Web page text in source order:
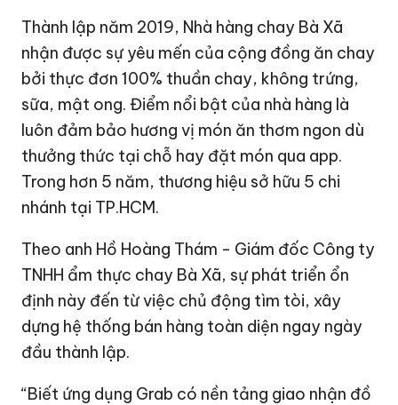
Thành lập năm 2019, Nhà hàng chay Bà Xã
nhận được sự yêu mến của cộng đồng ăn chay
bởi thực đơn 100% thuần chay, không trứng,
sữa, mật ong. Điểm nổi bật của nhà hàng là
luôn đảm bảo hương vị món ăn thơm ngon dù
thưởng thức tại chỗ hay đặt món qua app.
Trong hơn 5 năm, thương hiệu sở hữu 5 chi
nhánh tại TP.HCM.
Theo anh Hồ Hoàng Thám - Giám đốc Công ty
TNHH ẩm thực chay Bà Xã, sự phát triển ổn
định này đến từ việc chủ động tìm tòi, xây
dựng hệ thống bán hàng toàn diện ngay ngày
đầu thành lập.
“Biết ứng dụng Grab có nền tảng giao nhận đồ